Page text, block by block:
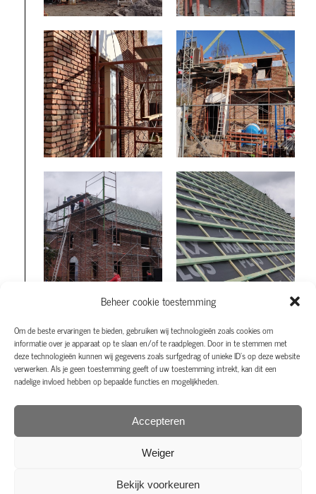
Beheer cookie toestemming
Om de beste ervaringen te bieden, gebruiken wij technologieën zoals cookies om
informatie over je apparaat op te slaan en/of te raadplegen. Door in te stemmen met
deze technologieën kunnen wij gegevens zoals surfgedrag of unieke ID's op deze website
verwerken. Als je geen toestemming geeft of uw toestemming intrekt, kan dit een
nadelige invloed hebben op bepaalde functies en mogelijkheden.
Accepteren
Weiger
Bekijk voorkeuren